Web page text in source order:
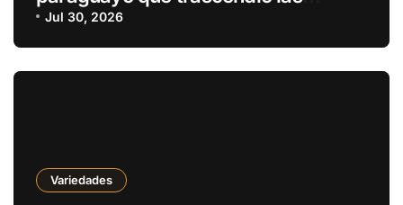
fronteras
Jul 30, 2026
Variedades